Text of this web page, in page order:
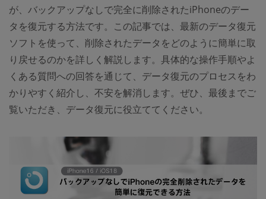
が、バックアップなしで完全に削除されたiPhoneのデー
タを復元する方法です。この記事では、最新のデータ復元
ソフトを使って、削除されたデータをどのように簡単に取
り戻せるのかを詳しく解説します。具体的な操作手順やよ
くある質問への回答を通じて、データ復元のプロセスをわ
かりやすく紹介し、不安を解消します。ぜひ、最後までご
覧いただき、データ復元に役立ててください。